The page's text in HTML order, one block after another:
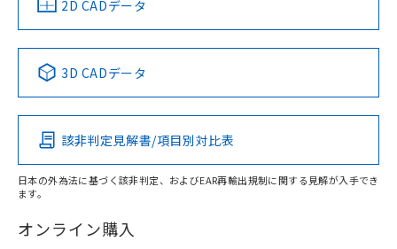
Pb Hg Cd Cr(VI)
O
在庫等で未対応品が混在する可能性があります。
2D CADデータ
3D CADデータ
該非判定見解書/項目別対比表
日本の外為法に基づく該非判定、およびEAR再輸出規制に関する見解が入手でき
ます。
オンライン購入